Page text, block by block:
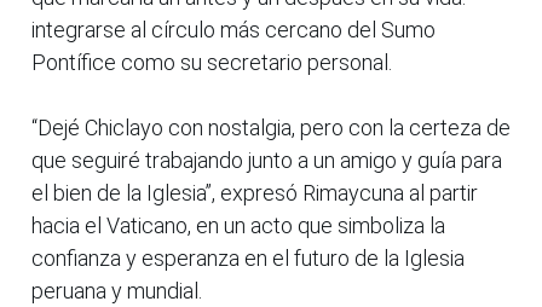
integrarse al círculo más cercano del Sumo
Pontífice como su secretario personal.
“Dejé Chiclayo con nostalgia, pero con la certeza de
que seguiré trabajando junto a un amigo y guía para
el bien de la Iglesia”, expresó Rimaycuna al partir
hacia el Vaticano, en un acto que simboliza la
confianza y esperanza en el futuro de la Iglesia
peruana y mundial.